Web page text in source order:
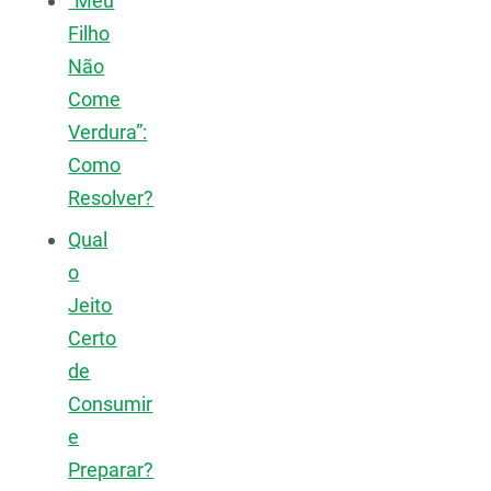
Filho
Não
Come
Verdura”:
Como
Resolver?
Qual
o
Jeito
Certo
de
Consumir
e
Preparar?